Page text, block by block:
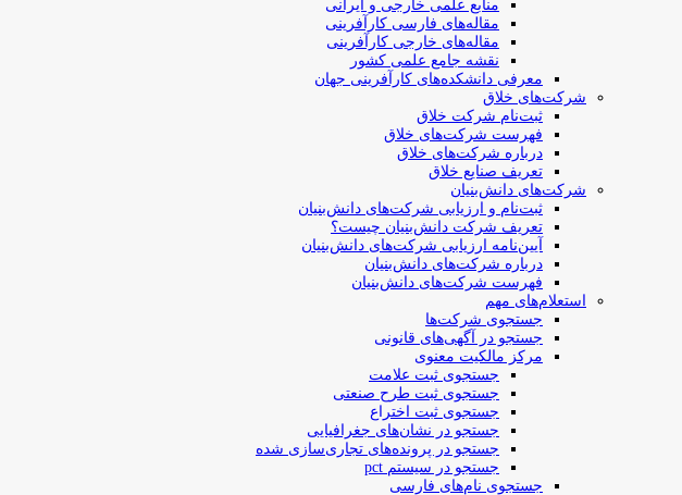
منابع علمی خارجی و ایرانی
مقاله‌های فارسی کارآفرینی
مقاله‌های خارجی کارآفرینی
نقشه جامع علمی کشور
معرفی دانشکده‌های کارآفرینی جهان
شرکت‌های خلاق
ثبت‌نام شرکت خلاق
فهرست شرکت‌های خلاق
درباره شرکت‌های خلاق
تعریف صنایع خلاق
شرکت‌های دانش‌بنیان
ثبت‌نام و ارزیابی شرکت‌های دانش‌بنیان
تعریف شرکت دانش‌بنیان چیست؟
آیین‌نامه ارزیابی شرکت‌های دانش‌بنیان
درباره شرکت‌های دانش‌بنیان
فهرست شرکت‌های دانش‌بنیان
استعلام‌های مهم
جستجوی شرکت‌ها
جستجو در آگهی‌های قانونی
مرکز مالکیت معنوی
جستجوی ثبت علامت
جستجوی ثبت طرح صنعتی
جستجوی ثبت اختراع
جستجو در نشان‌های جغرافیایی
جستجو در پرونده‌های تجاری‌سازی شده
جستجو در سیستم pct
جستجوی نام‌های فارسی